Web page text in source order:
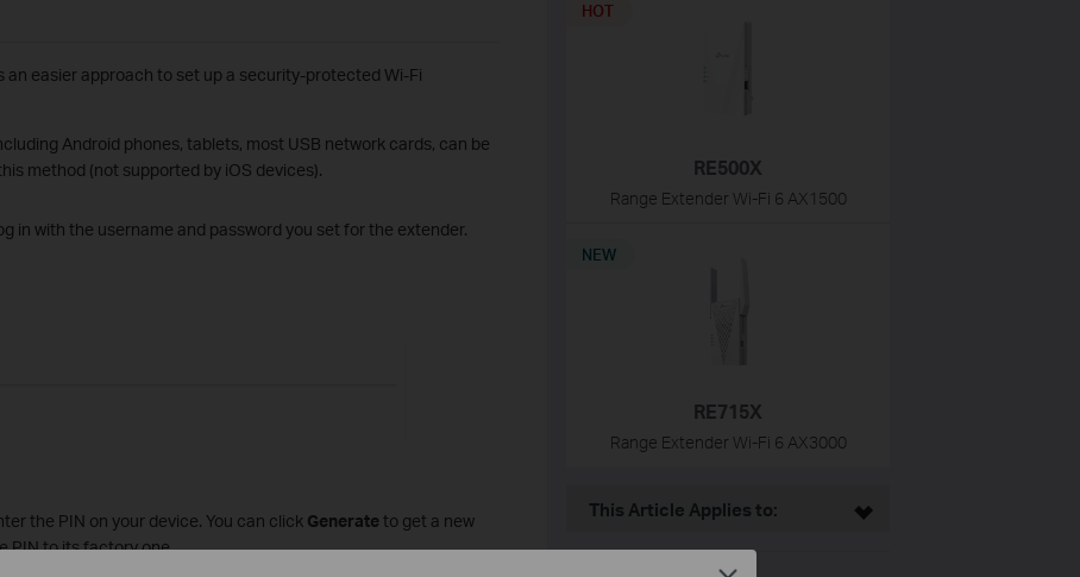
an easier approach to set up a security-protected Wi-Fi
Android phones, tablets, most USB network cards, can be
method (not supported by iOS devices).
in with the username and password you set for the extender.
the PIN on your device. You can click Generateto get a new
PIN to its factory one.
RE500X
Range Extender Wi-Fi 6 AX1500
HOT
RE715X
Range Extender Wi-Fi 6 AX3000
NEW
This Article Applies to: